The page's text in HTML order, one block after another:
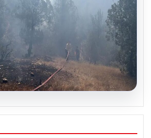
orman yangını
altına alındı